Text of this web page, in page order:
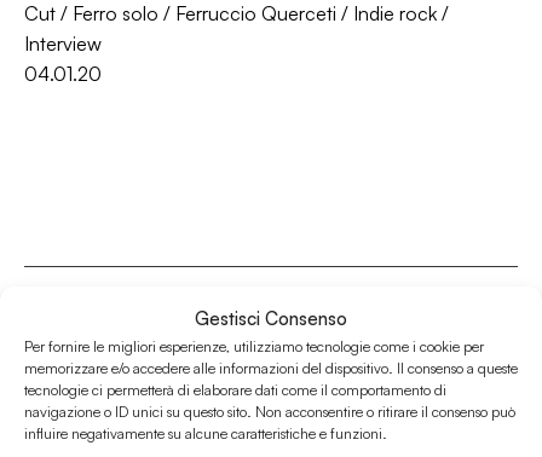
Gestisci Consenso
Per fornire le migliori esperienze, utilizziamo tecnologie come i cookie per
memorizzare e/o accedere alle informazioni del dispositivo. Il consenso a queste
tecnologie ci permetterà di elaborare dati come il comportamento di
navigazione o ID unici su questo sito. Non acconsentire o ritirare il consenso può
influire negativamente su alcune caratteristiche e funzioni.
Cut / Ferro solo / Ferruccio Querceti / Indie rock /
Interview
04.01.20
Associazione Culturale Humus
Via degli Orti 63, Bologna 40137
IVA: IT03691751204